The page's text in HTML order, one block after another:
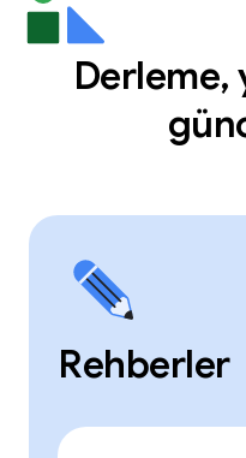
Derleme,
Rehberler